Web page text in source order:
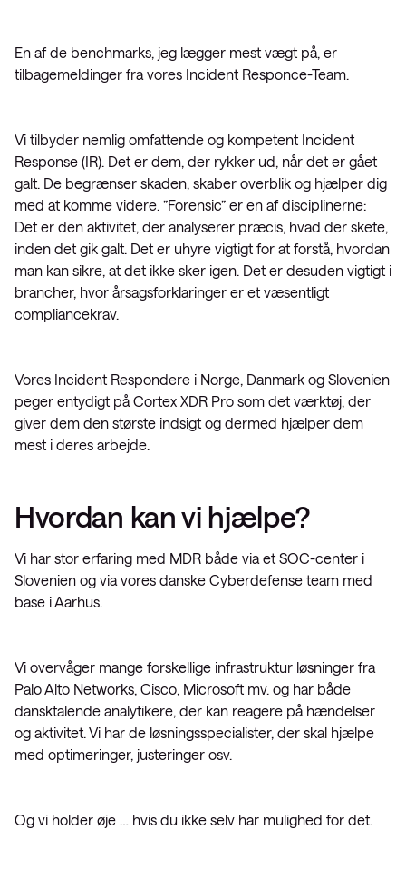
En af de benchmarks, jeg lægger mest vægt på, er
tilbagemeldinger fra vores Incident Responce-Team.
Vi tilbyder nemlig omfattende og kompetent Incident
Response (IR). Det er dem, der rykker ud, når det er gået
galt. De begrænser skaden, skaber overblik og hjælper dig
med at komme videre. ”Forensic” er en af disciplinerne:
Det er den aktivitet, der analyserer præcis, hvad der skete,
inden det gik galt. Det er uhyre vigtigt for at forstå, hvordan
man kan sikre, at det ikke sker igen. Det er desuden vigtigt i
brancher, hvor årsagsforklaringer er et væsentligt
compliancekrav.
Vores Incident Respondere i Norge, Danmark og Slovenien
peger entydigt på Cortex XDR Pro som det værktøj, der
giver dem den største indsigt og dermed hjælper dem
mest i deres arbejde.
Hvordan kan vi hjælpe?
Vi har stor erfaring med MDR både via et SOC-center i
Slovenien og via vores danske Cyberdefense team med
base i Aarhus.
Vi overvåger mange forskellige infrastruktur løsninger fra
Palo Alto Networks, Cisco, Microsoft mv. og har både
dansktalende analytikere, der kan reagere på hændelser
og aktivitet. Vi har de løsningsspecialister, der skal hjælpe
med optimeringer, justeringer osv.
Og vi holder øje … hvis du ikke selv har mulighed for det.